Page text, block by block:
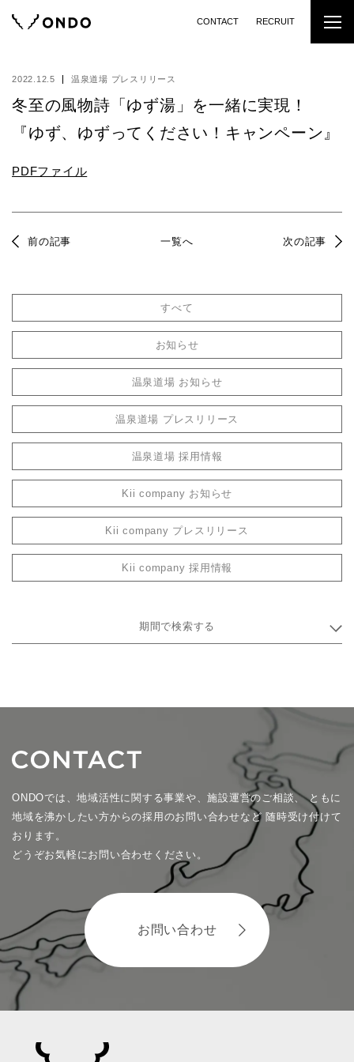
CONTACT RECRUIT
2022.12.5 温泉道場 プレスリリース
冬至の風物詩「ゆず湯」を一緒に実現！
『ゆず、ゆずってください！キャンペーン』
PDFファイル
前の記事 一覧へ 次の記事
すべて
お知らせ
温泉道場 お知らせ
温泉道場 プレスリリース
温泉道場 採用情報
Kii company お知らせ
Kii company プレスリリース
Kii company 採用情報
期間で検索する
ONDOでは、地域活性に関する事業や、施設運営のご相談、ともに
地域を沸かしたい方からの採用のお問い合わせなど 随時受け付けて
おります。
どうぞお気軽にお問い合わせください。
お問い合わせ